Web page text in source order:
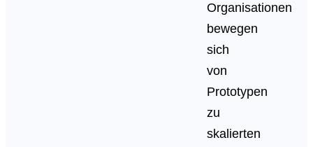
Organisationen
bewegen
sich
von
Prototypen
zu
skalierten